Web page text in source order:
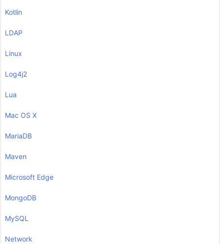
Kotlin
LDAP
Linux
Log4j2
Lua
Mac OS X
MariaDB
Maven
Microsoft Edge
MongoDB
MySQL
Network